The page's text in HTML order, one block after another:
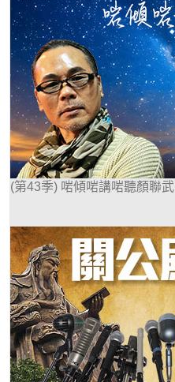
(第43季) 啱傾啱講啱聽顏聯武